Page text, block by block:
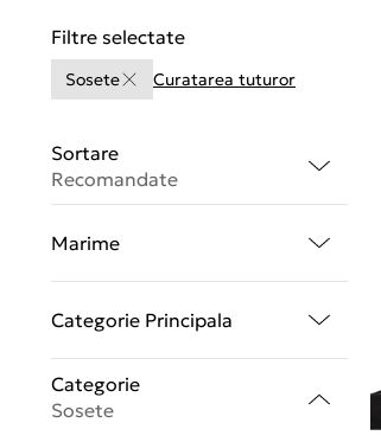
Filtre selectate
Sosete Curatarea tuturor
Sortare
Recomandate
Marime
Categorie Principala
Categorie
Sosete